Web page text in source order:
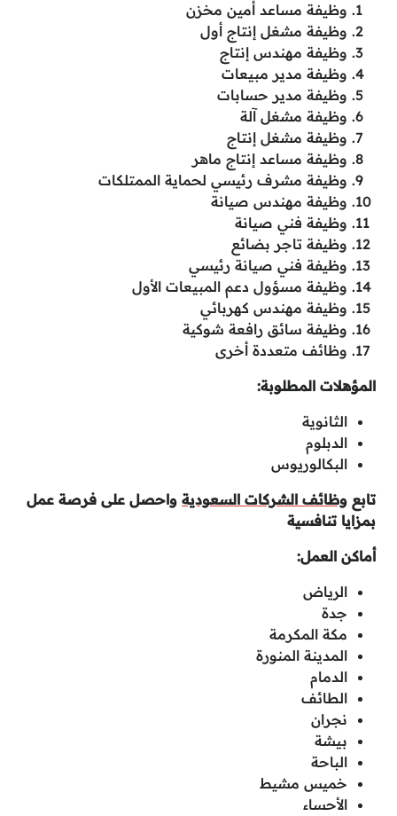
وظيفة مساعد أمين مخزن
وظيفة مشغل إنتاج أول
وظيفة مهندس إنتاج
وظيفة مدير مبيعات
وظيفة مدير حسابات
وظيفة مشغل آلة
وظيفة مشغل إنتاج
وظيفة مساعد إنتاج ماهر
وظيفة مشرف رئيسي لحماية الممتلكات
وظيفة مهندس صيانة
وظيفة فني صيانة
وظيفة تاجر بضائع
وظيفة فني صيانة رئيسي
وظيفة مسؤول دعم المبيعات الأول
وظيفة مهندس كهربائي
وظيفة سائق رافعة شوكية
وظائف متعددة أخرى
المؤهلات المطلوبة:
الثانوية
الدبلوم
البكالوريوس
تابع وظائف الشركات السعودية واحصل على فرصة عمل
بمزايا تنافسية
أماكن العمل:
الرياض
جدة
مكة المكرمة
المدينة المنورة
الدمام
الطائف
نجران
بيشة
الباحة
خميس مشيط
الأحساء